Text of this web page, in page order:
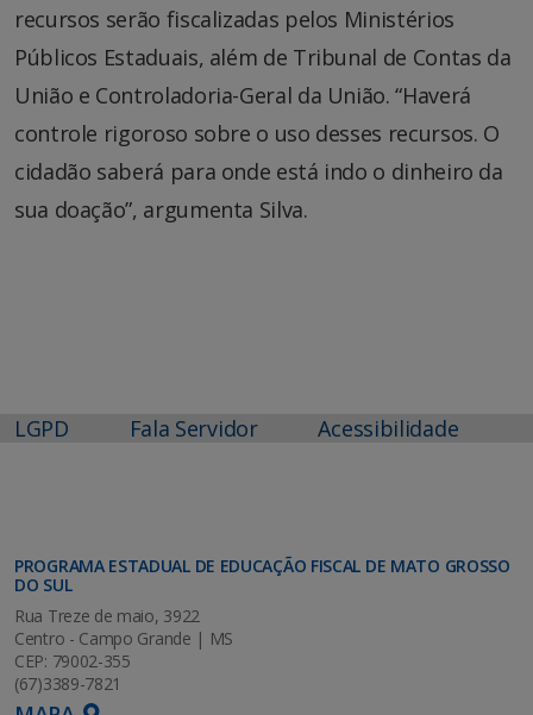
recursos serão fiscalizadas pelos Ministérios
Públicos Estaduais, além de Tribunal de Contas da
União e Controladoria-Geral da União. “Haverá
controle rigoroso sobre o uso desses recursos. O
cidadão saberá para onde está indo o dinheiro da
sua doação”, argumenta Silva.
LGPD Fala Servidor Acessibilidade
PROGRAMA ESTADUAL DE EDUCAÇÃO FISCAL DE MATO GROSSO
DO SUL
Rua Treze de maio, 3922
Centro - Campo Grande | MS
CEP: 79002-355
(67)3389-7821